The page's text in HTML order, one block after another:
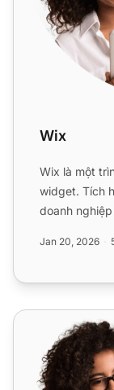
Wix
Wix là một
widget. Tích
doanh
Jan 20, 2026
Web.com